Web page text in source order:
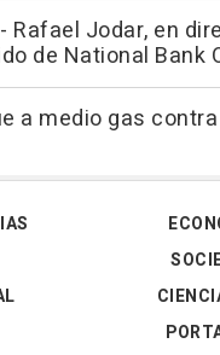
Rafael Jodar, en
de National Bank
a medio gas